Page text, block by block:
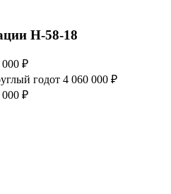
Н-58-18
000 ₽
годот 4 060 000 ₽
000 ₽